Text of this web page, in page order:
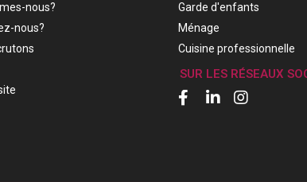
nous?
nous?
Garde d'enfants
Ménage
Cuisine professionnelle
SUR LES RÉSEAUX